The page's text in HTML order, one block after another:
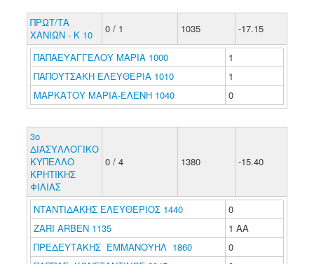
ΠΡΩΤ/ΤΑ
ΧΑΝΙΩΝ - Κ 10
0 / 1 1035 -17.15
ΠΑΠΑΕΥΑΓΓΕΛΟΥ ΜΑΡΙΑ 1000
1
ΠΑΠΟΥΤΣΑΚΗ ΕΛΕΥΘΕΡΙΑ 1010
1
ΜΑΡΚΑΤΟΥ ΜΑΡΙΑ-ΕΛΕΝΗ 1040
0
3ο
ΔΙΑΣΥΛΛΟΓΙΚΟ
ΚΥΠΕΛΛΟ
ΚΡΗΤΙΚΗΣ
ΦΙΛΙΑΣ
0 / 4 1380 -15.40
ΝΤΑΝΤΙΔΑΚΗΣ ΕΛΕΥΘΕΡΙΟΣ 1440
0
ZARI ARBEN 1135
1 ΑΑ
ΠΡΕΔΕΥΤΑΚΗΣ ΕΜΜΑΝΟΥΗΛ 1860
0